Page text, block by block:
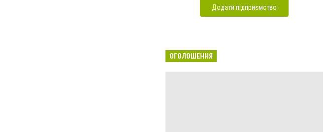
Додати підприємство
ОГОЛОШЕННЯ